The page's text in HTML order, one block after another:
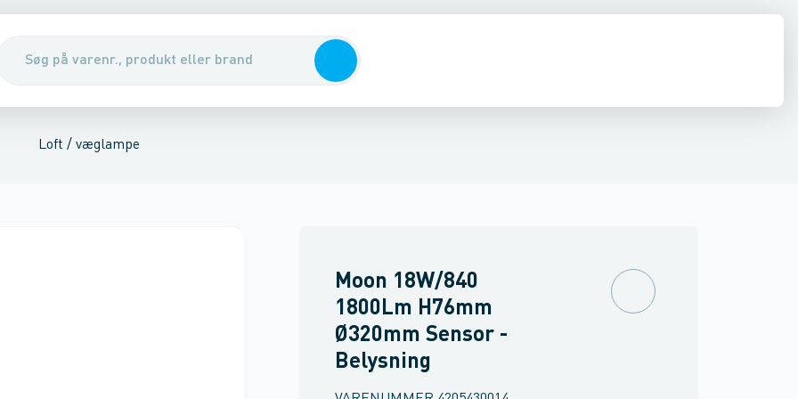
Loft / væglampe
og gade Nedgravningsarmatur
Moon 18W/840
1800Lm H76mm
Ø320mm Sensor -
Belysning